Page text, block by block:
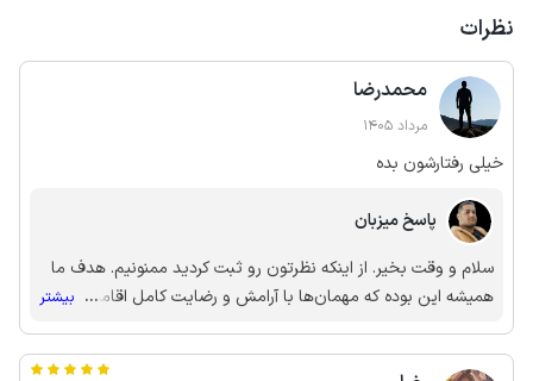
نظرات
محمدرضا
مرداد 1405
خیلی رفتارشون بده
پاسخ میزبان
سلام و وقت بخیر. از اینکه نظرتون رو ثبت کردید ممنونیم. هدف ما
همیشه این بوده که مهمان‌ها با آرامش و رضایت کامل اقامت خوبی
مهمان‌هایی که از برخورد، اخلاق و خدمات مجموعه رضایت داشتند،
... بیشتر